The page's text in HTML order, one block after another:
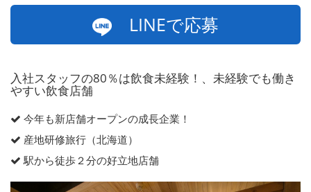
LINEで応募
入社スタッフの80％は飲食未経験！、未経験でも働き
やすい飲食店舗
今年も新店舗オープンの成長企業！
産地研修旅行（北海道）
駅から徒歩２分の好立地店舗